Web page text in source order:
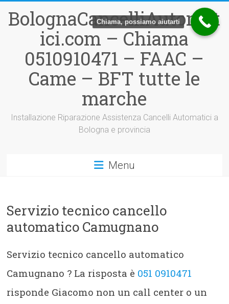
contenuto
BolognaCancelliAutomat
ici.com – Chiama
0510910471 – FAAC –
Came – BFT tutte le
marche
Installazione Riparazione Assistenza Cancelli Automatici a
Bologna e provincia
Menu
Servizio tecnico cancello
automatico Camugnano
Servizio tecnico cancello automatico
Camugnano ? La risposta è 051 0910471
risponde Giacomo non un call center o un
Chiama, possiamo aiutarti